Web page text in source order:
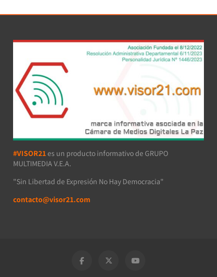
#VISOR21 es un producto informativo de GRUPO
MULTIMEDIA V.E.A.
"Sin Libertad de Expresión No Hay Democracia"
contacto@visor21.com